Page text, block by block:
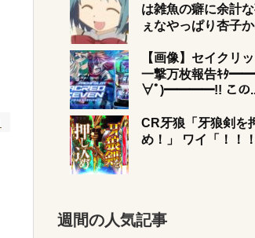
は雑魚の癖に余計
ぇなやっぱり杏子
【画像】セイクリ
一撃万枚報告ｷﾀ
∀ﾟ)━━━━!! この
CR牙狼「牙狼剣を
め！」 ワイ「！！！
週間の人気記事